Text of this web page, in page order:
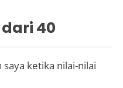
dari 40
ketika nilai-nilai